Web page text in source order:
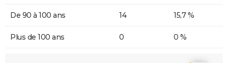
De 90 à 100 ans 14 15,7 %
Plus de 100 ans 0 0 %